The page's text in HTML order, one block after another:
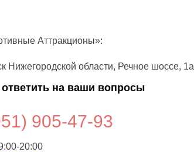
Аттракционы»:
Нижегородской области, Речное шоссе, 1а
на ваши вопросы
905-47-93
20:00